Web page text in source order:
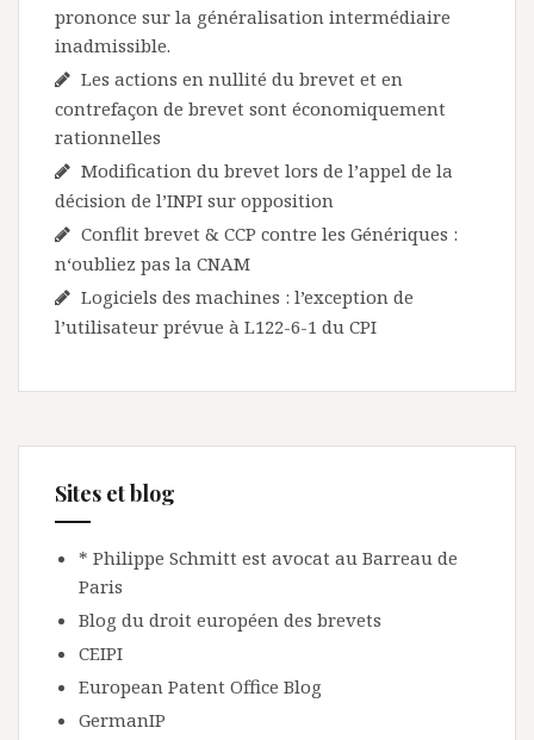
prononce sur la généralisation intermédiaire
inadmissible.
Les actions en nullité du brevet et en
contrefaçon de brevet sont économiquement
rationnelles
Modification du brevet lors de l’appel de la
décision de l’INPI sur opposition
Conflit brevet & CCP contre les Génériques :
n‘oubliez pas la CNAM
Logiciels des machines : l’exception de
l’utilisateur prévue à L122-6-1 du CPI
Sites et blog
* Philippe Schmitt est avocat au Barreau de
Paris
Blog du droit européen des brevets
CEIPI
European Patent Office Blog
GermanIP